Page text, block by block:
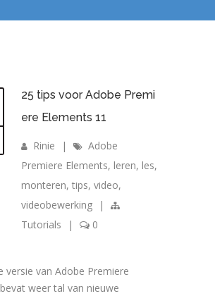
25 tips voor Adobe Premi
ere Elements 11
Rinie |
Adobe
Premiere Elements, leren, les,
monteren, tips, video,
videobewerking
|
Tutorials
| 0
versie van Adobe Premiere
weer tal van nieuwe